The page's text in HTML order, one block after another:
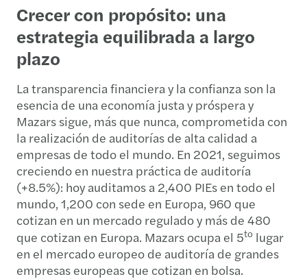
Crecer con propósito: una
estrategia equilibrada a largo
plazo
La transparencia financiera y la confianza son la
esencia de una economía justa y próspera y
Mazars sigue, más que nunca, comprometida con
la realización de auditorías de alta calidad a
empresas de todo el mundo. En 2021, seguimos
creciendo en nuestra práctica de auditoría
(+8.5%): hoy auditamos a 2,400 PIEs en todo el
mundo, 1,200 con sede en Europa, 960 que
cotizan en un mercado regulado y más de 480
que cotizan en Europa. Mazars ocupa el 5to lugar
en el mercado europeo de auditoría de grandes
empresas europeas que cotizan en bolsa.